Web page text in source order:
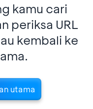
kamu cari
periksa URL
kembali ke
utama